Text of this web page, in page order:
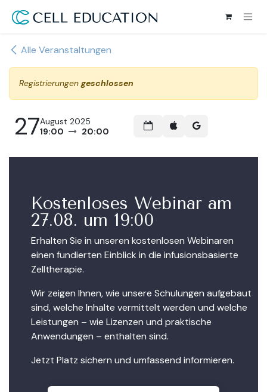
Alle Veranstaltungen
Registrierungen geschlossen
27August 2025
19:00
20:00
Kostenloses Webinar am
27.08. um 19:00
Erhalten Sie in unseren kostenlosen Webinaren
einen fundierten Einblick in die infusionsbasierte
Zelltherapie.
Wir zeigen Ihnen, wie unsere Schulungen aufgebaut
sind, welche Inhalte vermittelt werden und welche
Leistungen – wie Lizenzen und praktische
Anwendungen – enthalten sind.
Jetzt Platz sichern und umfassend informieren.